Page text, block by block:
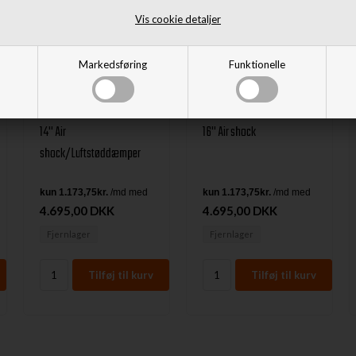
Markedsføring Funktionelle
Vis cookie detaljer
14'' Air
shock/Luftstøddæmper
4.695,00 DKK
Fjernlager
16'' Air shock
4.695,00 DKK
Fjernlager